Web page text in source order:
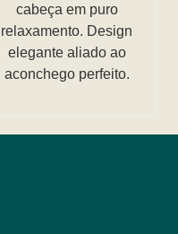
cabeça em puro
relaxamento. Design
elegante aliado ao
aconchego perfeito.